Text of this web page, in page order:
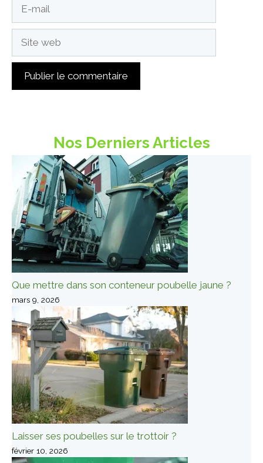
Nos Derniers Articles
Que mettre dans son conteneur poubelle jaune ?
mars 9, 2026
Laisser ses poubelles sur le trottoir ?
février 10, 2026